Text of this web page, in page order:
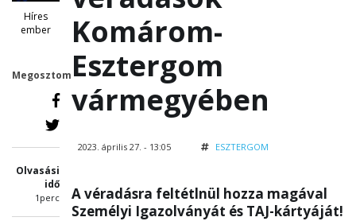
Híres
ember
Megosztom
Olvasási
idő
1perc
Komárom-
Esztergom
vármegyében
2023. április 27. - 13:05 ESZTERGOM
A véradásra feltétlnül hozza magával
Személyi Igazolványát és TAJ-kártyáját!